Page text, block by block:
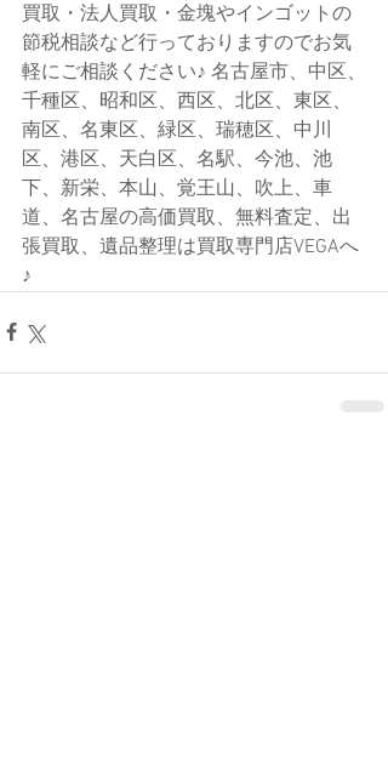
買取・法人買取・金塊やインゴットの
節税相談など行っておりますのでお気
軽にご相談ください♪ 名古屋市、中区、
千種区、昭和区、西区、北区、東区、
南区、名東区、緑区、瑞穂区、中川
区、港区、天白区、名駅、今池、池
下、新栄、本山、覚王山、吹上、車
道、名古屋の高価買取、無料査定、出
張買取、遺品整理は買取専門店VEGAへ
♪